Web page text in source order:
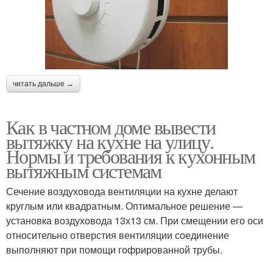
читать дальше →
Как в частном доме вывести
вытяжку на кухне на улицу.
Нормы и требования к кухонным
вытяжным системам
Сечение воздуховода вентиляции на кухне делают
круглым или квадратным. Оптимальное решение —
установка воздуховода 13х13 см. При смещении его оси
относительно отверстия вентиляции соединение
выполняют при помощи гофрированной трубы.